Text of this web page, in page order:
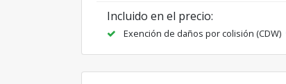
Incluido en el precio:
Exención de daños por colisión (CDW)